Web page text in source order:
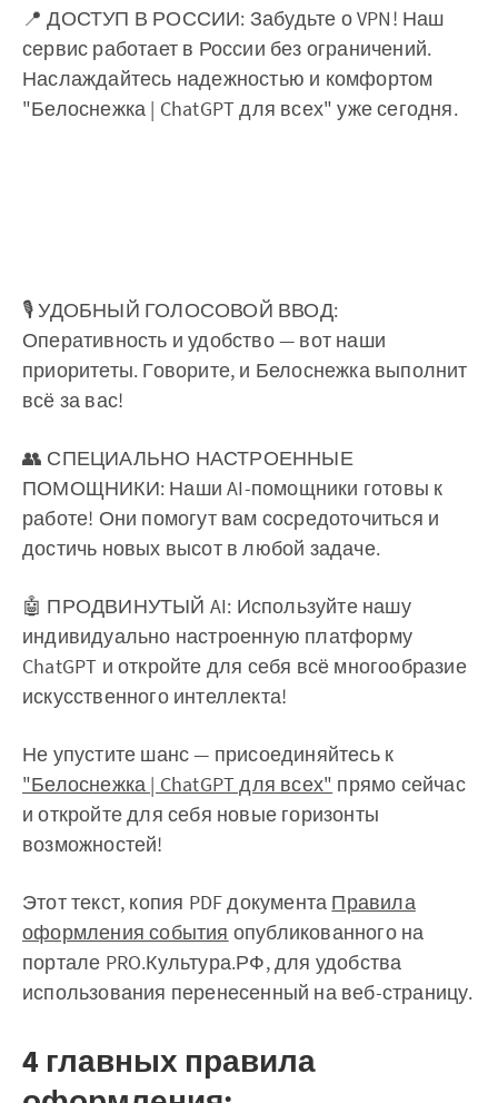
📍 ДОСТУП В РОССИИ: Забудьте о VPN! Наш
сервис работает в России без ограничений.
Наслаждайтесь надежностью и комфортом
"Белоснежка | ChatGPT для всех" уже сегодня.
🎙 УДОБНЫЙ ГОЛОСОВОЙ ВВОД:
Оперативность и удобство — вот наши
приоритеты. Говорите, и Белоснежка выполнит
всё за вас!
👥 СПЕЦИАЛЬНО НАСТРОЕННЫЕ
ПОМОЩНИКИ: Наши AI-помощники готовы к
работе! Они помогут вам сосредоточиться и
достичь новых высот в любой задаче.
🤖 ПРОДВИНУТЫЙ AI: Используйте нашу
индивидуально настроенную платформу
ChatGPT и откройте для себя всё многообразие
искусственного интеллекта!
Не упустите шанс — присоединяйтесь к
"Белоснежка | ChatGPT для всех" прямо сейчас
и откройте для себя новые горизонты
возможностей!
Этот текст, копия PDF документа Правила
оформления события опубликованного на
портале PRO.Культура.РФ, для удобства
использования перенесенный на веб-страницу.
4 главных правила